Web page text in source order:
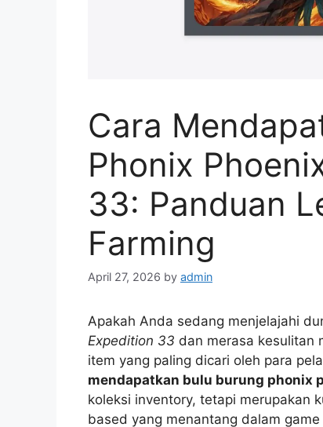
Cara
Phonix
33: Panduan
Farming
April 27, 2026 by admin
Apakah Anda sedang menjelajahi
Expedition 33 dan merasa kesulitan
item yang paling dicari oleh para
mendapatkan bulu burung phonix
koleksi inventory, tetapi merupakan
based yang menantang dalam game